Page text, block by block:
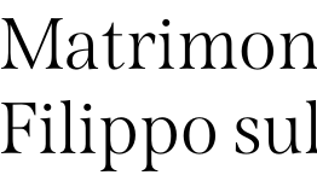
Filippo